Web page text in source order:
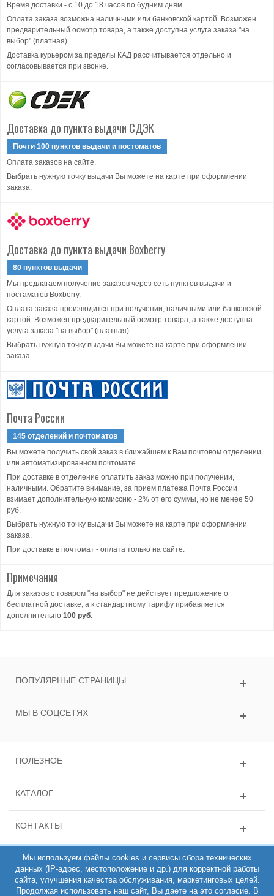
Время доставки - с 10 до 18 часов по будним дням.
Оплата заказа возможна наличными или банковской картой. Возможен
предварительный осмотр товара, а также доступна услуга заказа "на
выбор" (платная).
Доставка курьером за пределы КАД рассчитывается отдельно и
согласовывается при звонке.
Доставка до пункта выдачи СДЭК
Почти 100 пунктов выдачи и постоматов
Оплата заказов на сайте.
Выбрать нужную точку выдачи Вы можете на карте при оформлении
заказа.
Доставка до пункта выдачи Boxberry
80 пунктов выдачи
Мы предлагаем получение заказов через сеть пунктов выдачи и
постаматов Boxberry.
Оплата заказа производится при получении, наличными или банковской
картой. Возможен предварительный осмотр товара, а также доступна
услуга заказа "на выбор" (платная).
Выбрать нужную точку выдачи Вы можете на карте при оформлении
заказа.
Почта России
145 отделений и почтоматов
Вы можете получить свой заказ в ближайшем к Вам почтовом отделении
или автоматизированном почтомате.
При доставке в отделение оплатить заказ можно при получении,
наличными. Обратите внимание, за прием платежа Почта России
взимает дополнительную комиссию - 2% от его суммы, но не менее 50
руб.
Выбрать нужную точку выдачи Вы можете на карте при оформлении
заказа.
При доставке в почтомат - оплата только на сайте.
Примечания
Для заказов с товаром "на выбор" не действует предложение о
бесплатной доставке, а к стандартному тарифу прибавляется
дополнительно 100 руб.
ПОПУЛЯРНЫЕ СТРАНИЦЫ
МЫ В СОЦСЕТЯХ
ПОЛЕЗНОЕ
КАТАЛОГ
КОНТАКТЫ
Мы используем файлы cookies и сервисы сбора технических
данных (IP-адрес, местоположение и др.) для корректной работы
сайта, улучшения качества обслуживания, маркетинговых целей.
Продолжая использовать наш сайт, Вы даете на это согласие. В